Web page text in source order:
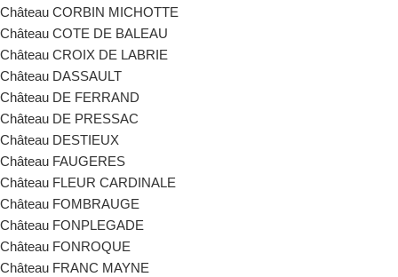
Château CORBIN MICHOTTE
Château COTE DE BALEAU
Château CROIX DE LABRIE
Château DASSAULT
Château DE FERRAND
Château DE PRESSAC
Château DESTIEUX
Château FAUGERES
Château FLEUR CARDINALE
Château FOMBRAUGE
Château FONPLEGADE
Château FONROQUE
Château FRANC MAYNE